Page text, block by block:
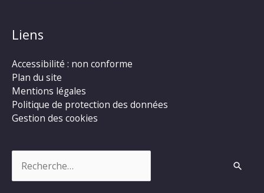
Liens
Accessibilité : non conforme
Plan du site
Mentions légales
Politique de protection des données
Gestion des cookies